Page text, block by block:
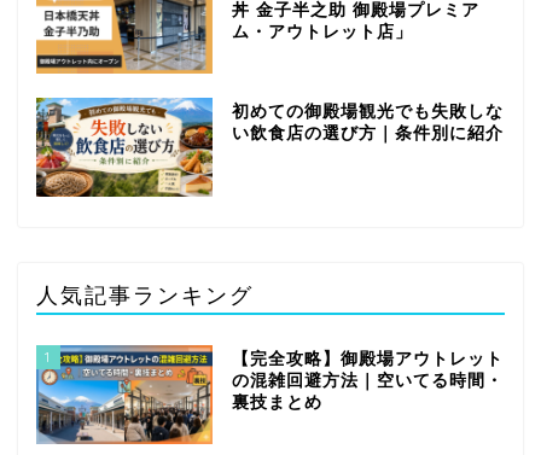
丼 金子半之助 御殿場プレミア
ム・アウトレット店」
初めての御殿場観光でも失敗しな
い飲食店の選び方｜条件別に紹介
人気記事ランキング
1
【完全攻略】御殿場アウトレット
の混雑回避方法｜空いてる時間・
裏技まとめ